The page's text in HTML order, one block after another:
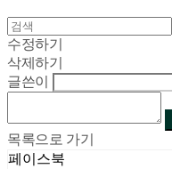
수정하기
삭제하기
글쓴이
목록으로 가기
페이스북